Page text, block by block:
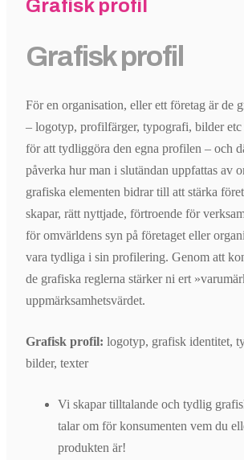
Grafisk profil
Grafisk profil
För en organisation, eller ett företag är de
– logotyp, profilfärger, typografi, bilder
för att tydliggöra den egna profilen – och
påverka hur man i slutändan uppfattas av
grafiska elementen bidrar till att stärka
skapar, rätt nyttjade, förtroende för
för omvärldens syn på företaget eller
vara tydliga i sin profilering. Genom att
de grafiska reglerna stärker ni ert
uppmärksamhetsvärdet.
Grafisk profil: logotyp, grafisk identitet,
bilder, texter
Vi skapar tilltalande och tydlig
talar om för konsumenten vem du
produkten är!